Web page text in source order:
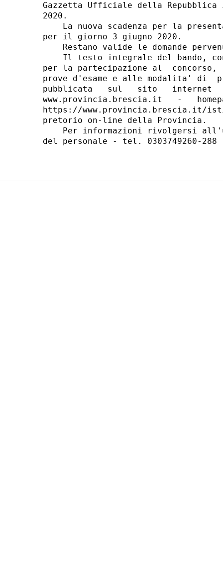
Gazzetta Ufficiale della
2020.
La nuova scadenza per la
per il giorno 3 giugno 2020.
Restano valide le domande
Il testo integrale del bando,
per la partecipazione al
prove d'esame e alle modalita' di
pubblicata   sul   sito   internet
www.provincia.brescia.it   -
https://www.provincia.brescia.it/
pretorio on-line della Provincia.
Per informazioni rivolgersi
del personale - tel. 0303749260-